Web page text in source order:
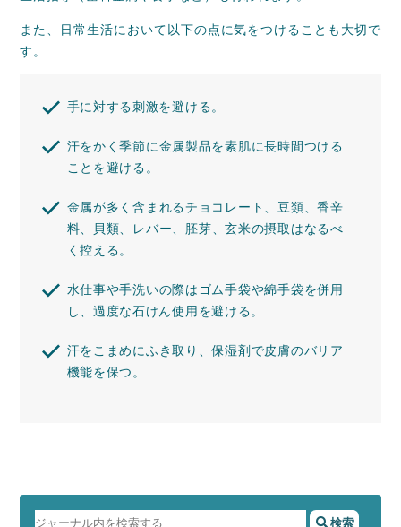
また、日常生活において以下の点に気をつけることも大切で
す。
手に対する刺激を避ける。
汗をかく季節に金属製品を素肌に長時間つける
ことを避ける。
金属が多く含まれるチョコレート、豆類、香辛
料、貝類、レバー、胚芽、玄米の摂取はなるべ
く控える。
水仕事や手洗いの際はゴム手袋や綿手袋を併用
し、過度な石けん使用を避ける。
汗をこまめにふき取り、保湿剤で皮膚のバリア
機能を保つ。